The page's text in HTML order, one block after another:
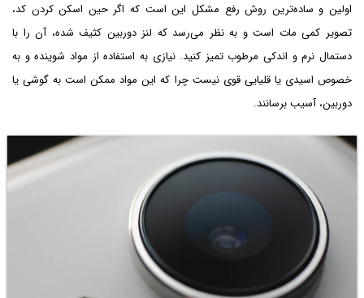
اولین و ساده‌ترین روش رفع مشکل این است که اگر حین اسکن کردن کد،
تصویر کمی مات است و به نظر می‌رسد که لنز دوربین کثیف شده، آن را با
دستمال نرم و اندکی مرطوب تمیز کنید. نیازی به استفاده از مواد شوینده و به
خصوص اسیدی یا قلیایی قوی نیست چرا که این مواد ممکن است به گوشی یا
دوربین، آسیب برسانند.